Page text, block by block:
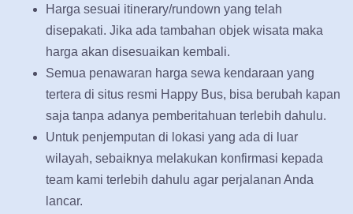
Harga sesuai itinerary/rundown yang telah
disepakati. Jika ada tambahan objek wisata maka
harga akan disesuaikan kembali.
Semua penawaran harga sewa kendaraan yang
tertera di situs resmi Happy Bus, bisa berubah kapan
saja tanpa adanya pemberitahuan terlebih dahulu.
Untuk penjemputan di lokasi yang ada di luar
wilayah, sebaiknya melakukan konfirmasi kepada
team kami terlebih dahulu agar perjalanan Anda
lancar.